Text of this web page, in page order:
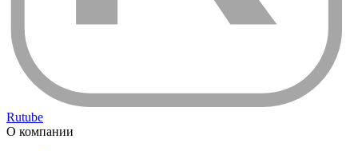
Rutube
О компании